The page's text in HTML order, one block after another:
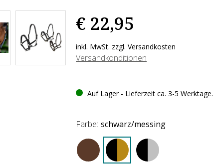
€ 22,95
inkl. MwSt. zzgl. Versandkosten
Versandkonditionen
Auf Lager - Lieferzeit ca. 3-5 Werktage.
Farbe: schwarz/messing